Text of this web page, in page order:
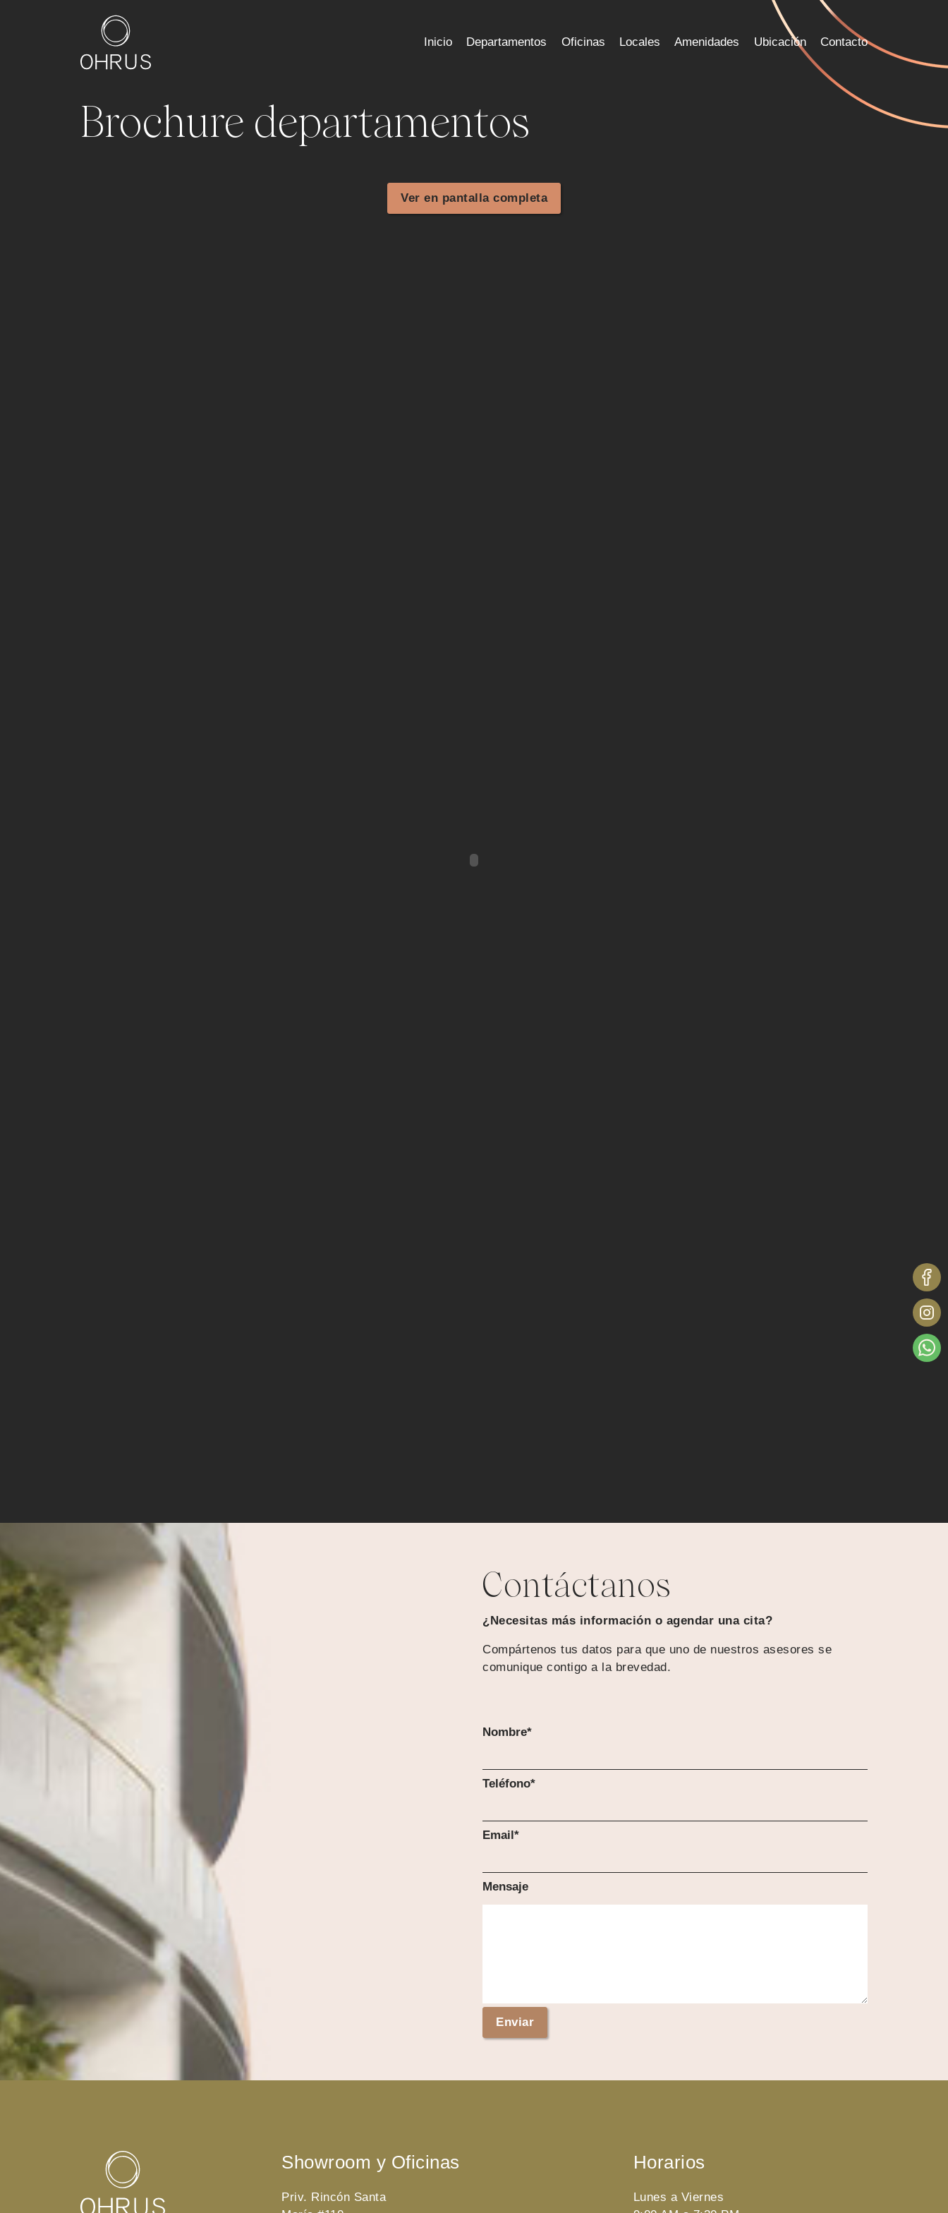
Inicio Departamentos Oficinas Locales Amenidades Ubicación Contacto
Brochure departamentos
Ver en pantalla completa
Contáctanos
¿Necesitas más información o agendar una cita?
Compártenos tus datos para que uno de nuestros asesores se
comunique contigo a la brevedad.
Nombre*
Teléfono*
Email*
Mensaje
Showroom y Oficinas
Priv. Rincón Santa
Horarios
Lunes a Viernes